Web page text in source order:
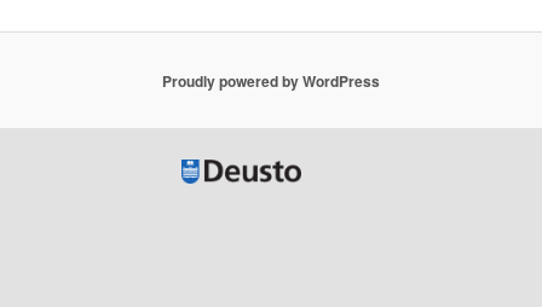
Proudly powered by WordPress